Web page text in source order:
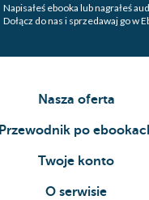
Napisałeś ebooka lub nagrałeś
Dołącz do nas i sprzedawaj go w
Nasza oferta
Przewodnik po
Twoje konto
O serwisie